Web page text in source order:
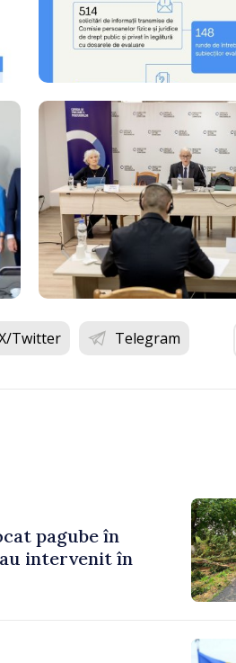
Twitter Telegram
pagube în
intervenit în